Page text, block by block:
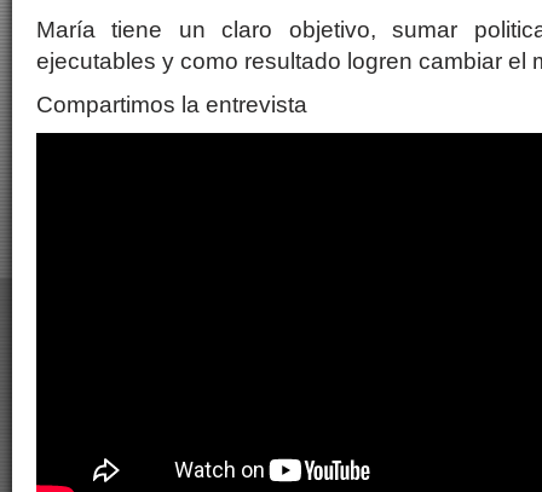
María tiene un claro objetivo, sumar
ejecutables y como resultado logren cambiar el
Compartimos la entrevista